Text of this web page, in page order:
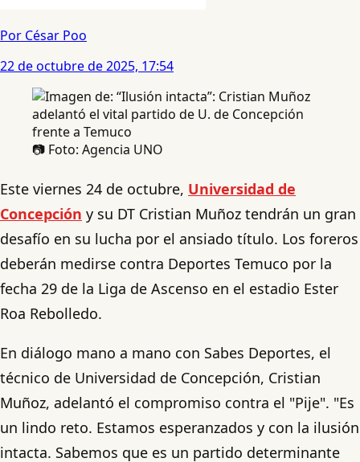
Por César Poo
22 de octubre de 2025, 17:54
📷 Foto: Agencia UNO
Este viernes 24 de octubre, Universidad de
Concepción y su DT Cristian Muñoz tendrán un gran
desafío en su lucha por el ansiado título. Los foreros
deberán medirse contra Deportes Temuco por la
fecha 29 de la Liga de Ascenso en el estadio Ester
Roa Rebolledo.
En diálogo mano a mano con Sabes Deportes, el
técnico de Universidad de Concepción, Cristian
Muñoz, adelantó el compromiso contra el "Pije". "Es
un lindo reto. Estamos esperanzados y con la ilusión
intacta. Sabemos que es un partido determinante